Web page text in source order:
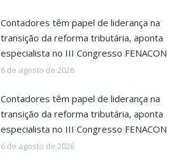
Contadores têm papel de liderança na
transição da reforma tributária, aponta
especialista no III Congresso FENACON
6 de agosto de 2026
Contadores têm papel de liderança na
transição da reforma tributária, aponta
especialista no III Congresso FENACON
6 de agosto de 2026